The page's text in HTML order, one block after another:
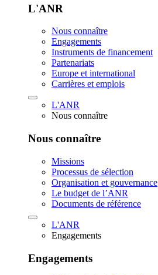
L'ANR
Nous connaître
Engagements
Instruments de financement
Partenariats
Europe et international
Carrières et emplois
L'ANR
Nous connaître
Nous connaître
Missions
Processus de sélection
Organisation et gouvernance
Le budget de l’ANR
Documents de référence
L'ANR
Engagements
Engagements